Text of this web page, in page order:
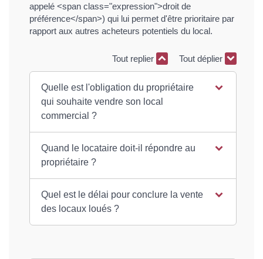
appelé <span class="expression">droit de
préférence</span>) qui lui permet d'être prioritaire par
rapport aux autres acheteurs potentiels du local.
Tout replier Tout déplier
Quelle est l'obligation du propriétaire
qui souhaite vendre son local
commercial ?
Quand le locataire doit-il répondre au
propriétaire ?
Quel est le délai pour conclure la vente
des locaux loués ?